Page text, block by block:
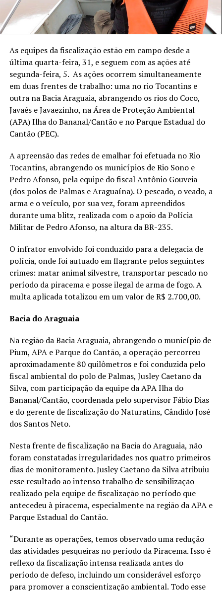
As equipes da fiscalização estão em campo desde a
última quarta-feira, 31, e seguem com as ações até
segunda-feira, 5. As ações ocorrem simultaneamente
em duas frentes de trabalho: uma no rio Tocantins e
outra na Bacia Araguaia, abrangendo os rios do Coco,
Javaés e Javaezinho, na Área de Proteção Ambiental
(APA) Ilha do Bananal/Cantão e no Parque Estadual do
Cantão (PEC).
A apreensão das redes de emalhar foi efetuada no Rio
Tocantins, abrangendo os municípios de Rio Sono e
Pedro Afonso, pela equipe do fiscal Antônio Gouveia
(dos polos de Palmas e Araguaína). O pescado, o veado, a
arma e o veículo, por sua vez, foram apreendidos
durante uma blitz, realizada com o apoio da Polícia
Militar de Pedro Afonso, na altura da BR-235.
O infrator envolvido foi conduzido para a delegacia de
polícia, onde foi autuado em flagrante pelos seguintes
crimes: matar animal silvestre, transportar pescado no
período da piracema e posse ilegal de arma de fogo. A
multa aplicada totalizou em um valor de R$ 2.700,00.
Bacia do Araguaia
Na região da Bacia Araguaia, abrangendo o município de
Pium, APA e Parque do Cantão, a operação percorreu
aproximadamente 80 quilômetros e foi conduzida pelo
fiscal ambiental do polo de Palmas, Jusley Caetano da
Silva, com participação da equipe da APA Ilha do
Bananal/Cantão, coordenada pelo supervisor Fábio Dias
e do gerente de fiscalização do Naturatins, Cândido José
dos Santos Neto.
Nesta frente de fiscalização na Bacia do Araguaia, não
foram constatadas irregularidades nos quatro primeiros
dias de monitoramento. Jusley Caetano da Silva atribuiu
esse resultado ao intenso trabalho de sensibilização
realizado pela equipe de fiscalização no período que
antecedeu à piracema, especialmente na região da APA e
Parque Estadual do Cantão.
“Durante as operações, temos observado uma redução
das atividades pesqueiras no período da Piracema. Isso é
reflexo da fiscalização intensa realizada antes do
período de defeso, incluindo um considerável esforço
para promover a conscientização ambiental. Todo esse